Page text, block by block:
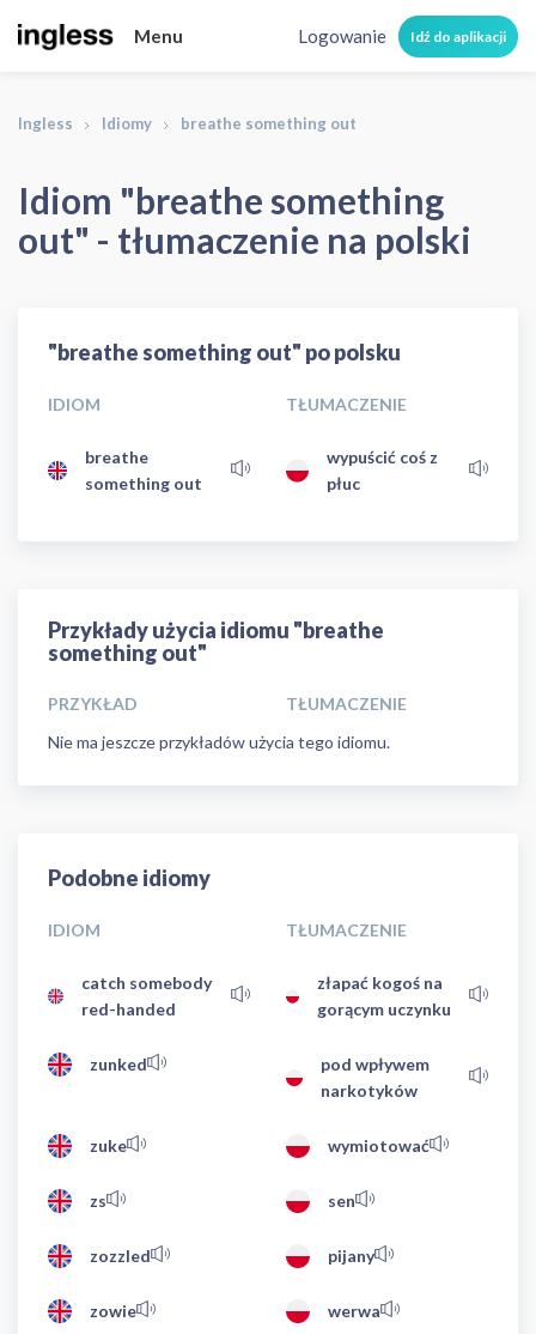
Menu Logowanie Idź do aplikacji
Ingless Idiomy breathe something out
Idiom "breathe something
out" - tłumaczenie na polski
"breathe something out" po polsku
IDIOM TŁUMACZENIE
breathe
something out
wypuścić coś z
płuc
Przykłady użycia idiomu "breathe
something out"
PRZYKŁAD
TŁUMACZENIE
Nie ma jeszcze przykładów użycia tego idiomu.
Podobne idiomy
IDIOM TŁUMACZENIE
catch somebody
red-handed
złapać kogoś na
gorącym uczynku
zunked
pod wpływem
narkotyków
zuke wymiotować
zs sen
zozzled pijany
zowie werwa